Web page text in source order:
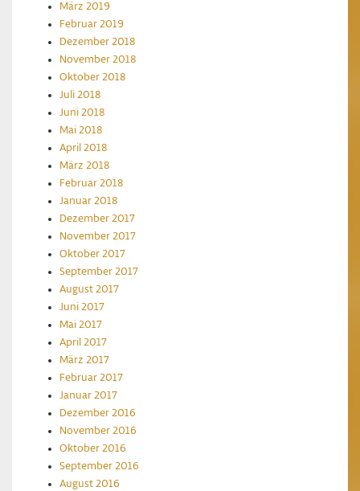
März 2019
Februar 2019
Dezember 2018
November 2018
Oktober 2018
Juli 2018
Juni 2018
Mai 2018
April 2018
März 2018
Februar 2018
Januar 2018
Dezember 2017
November 2017
Oktober 2017
September 2017
August 2017
Juni 2017
Mai 2017
April 2017
März 2017
Februar 2017
Januar 2017
Dezember 2016
November 2016
Oktober 2016
September 2016
August 2016